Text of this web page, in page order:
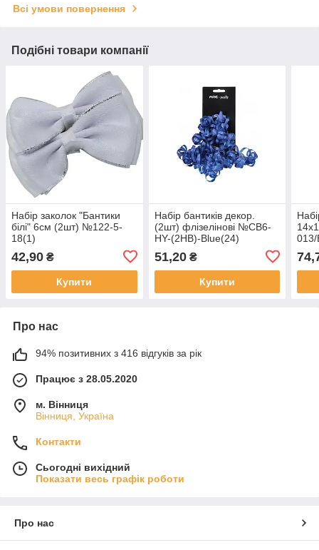
Всі умови повернення
Подібні товари компанії
Набір заколок "Бантики
білі" 6см (2шт) №122-5-
18(1)
42,90 ₴
Купити
Набір бантиків декор.
(2шт) флізелінові №CB6-
HY-(2HB)-Blue(24)
51,20₴
Купити
Про нас
94% позитивних з 416 відгуків за рік
Працює з 28.05.2020
м. Вінниця
Вінниця, Україна
Контакти
Сьогодні вихідний
Показати весь графік роботи
Про нас